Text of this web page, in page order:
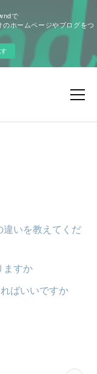
で
のホームページやブログをつ
違いを教えてくだ
ますか
ばいいですか